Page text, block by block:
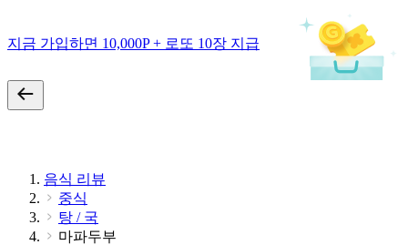
지금 가입하면 10,000P + 로또 10장 지급
음식 리뷰
중식
탕 / 국
마파두부